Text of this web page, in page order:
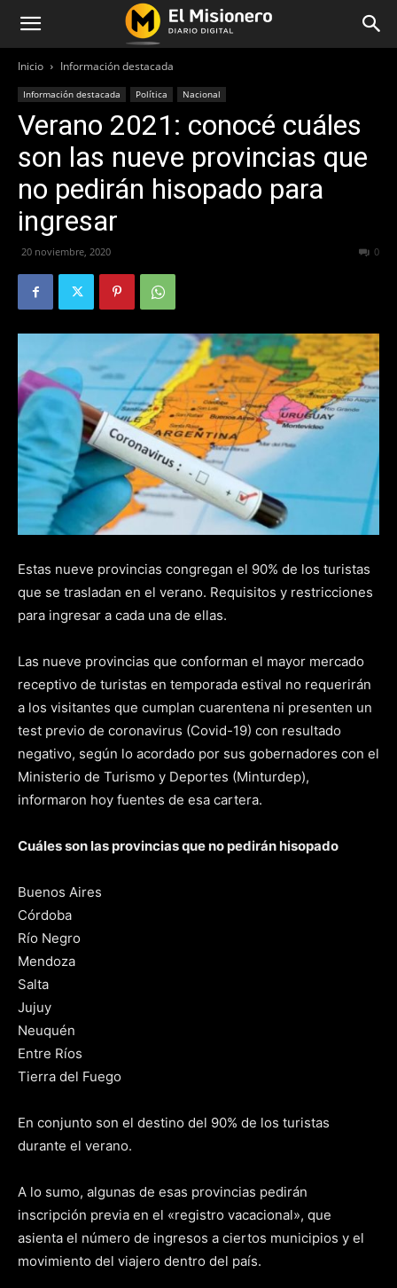
Inicio Información destacada
Información destacada Política Nacional
Verano 2021: conocé cuáles
son las nueve provincias que
no pedirán hisopado para
ingresar
20 noviembre, 2020 0
Estas nueve provincias congregan el 90% de los turistas
que se trasladan en el verano. Requisitos y restricciones
para ingresar a cada una de ellas.
Las nueve provincias que conforman el mayor mercado
receptivo de turistas en temporada estival no requerirán
a los visitantes que cumplan cuarentena ni presenten un
test previo de coronavirus (Covid-19) con resultado
negativo, según lo acordado por sus gobernadores con el
Ministerio de Turismo y Deportes (Minturdep),
informaron hoy fuentes de esa cartera.
Cuáles son las provincias que no pedirán hisopado
Buenos Aires
Córdoba
Río Negro
Mendoza
Salta
Jujuy
Neuquén
Entre Ríos
Tierra del Fuego
En conjunto son el destino del 90% de los turistas
durante el verano.
A lo sumo, algunas de esas provincias pedirán
inscripción previa en el «registro vacacional», que
asienta el número de ingresos a ciertos municipios y el
movimiento del viajero dentro del país.